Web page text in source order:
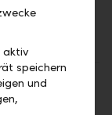
aktiv
speichern
und